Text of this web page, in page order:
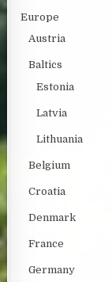
Europe
Austria
Baltics
Estonia
Latvia
Lithuania
Belgium
Croatia
Denmark
France
Germany